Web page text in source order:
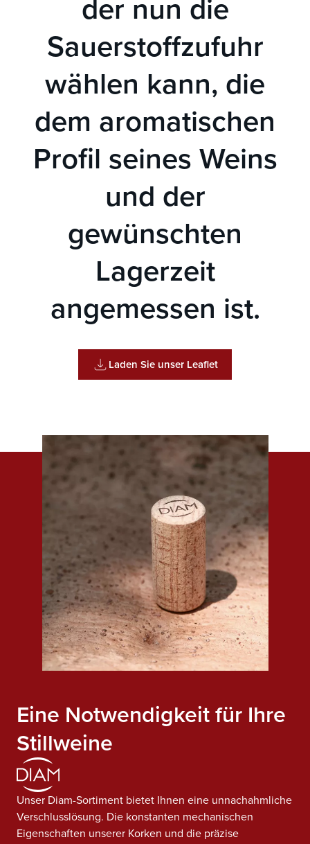
der nun die
Sauerstoffzufuhr
wählen kann, die
dem aromatischen
Profil seines Weins
und der
gewünschten
Lagerzeit
angemessen ist.
Laden Sie unser Leaflet
Eine Notwendigkeit für Ihre
Stillweine
Unser Diam-Sortiment bietet Ihnen eine unnachahmliche
Verschlusslösung. Die konstanten mechanischen
Eigenschaften unserer Korken und die präzise